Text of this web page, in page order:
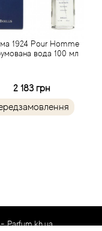
1924 Pour Homme
вода 100 мл
2 183 грн
-Parfum.kh.ua